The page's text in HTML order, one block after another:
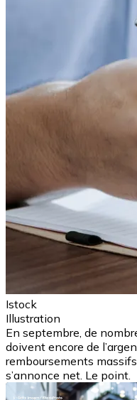
Istock
Illustration
En septembre, de
doivent encore de
remboursements
s’annonce net. Le point.